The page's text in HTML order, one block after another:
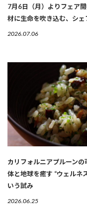
7月6日（月）よりフェア
材に生命を吹き込む、シ
2026.07.06
カリフォルニアプルーンの
体と地球を癒す “ウェルネ
いう試み
2026.06.25